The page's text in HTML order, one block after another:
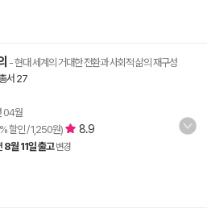
- 현대 세계의 거대한 전환과 사회적 삶의 재구성
서 27
04월
할인 / 1,250원) 8.9
8월 11일 출고 변경